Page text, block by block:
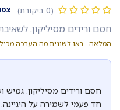
(0 ביקורת)
חסם ורידים מסיליקון.
המלאה - ראו לשונית מה הערכה
חסם ורידים מסיליקון. גמיש
חד פעמי לשמירה על היגיינה.